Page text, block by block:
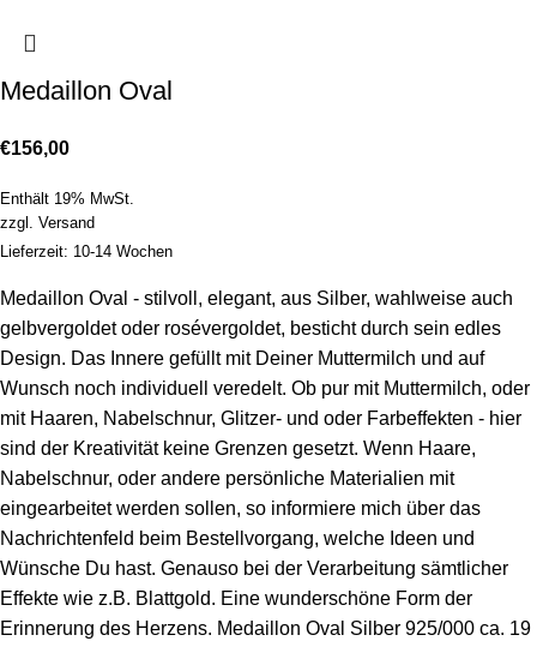
Medaillon Oval
€156,00
Enthält 19% MwSt.
zzgl. Versand
Lieferzeit: 10-14 Wochen
Medaillon Oval - stilvoll, elegant, aus Silber, wahlweise auch
gelbvergoldet oder rosévergoldet, besticht durch sein edles
Design. Das Innere gefüllt mit Deiner Muttermilch und auf
Wunsch noch individuell veredelt. Ob pur mit Muttermilch, oder
mit Haaren, Nabelschnur, Glitzer- und oder Farbeffekten - hier
sind der Kreativität keine Grenzen gesetzt. Wenn Haare,
Nabelschnur, oder andere persönliche Materialien mit
eingearbeitet werden sollen, so informiere mich über das
Nachrichtenfeld beim Bestellvorgang, welche Ideen und
Wünsche Du hast. Genauso bei der Verarbeitung sämtlicher
Effekte wie z.B. Blattgold. Eine wunderschöne Form der
Erinnerung des Herzens. Medaillon Oval Silber 925/000 ca. 19